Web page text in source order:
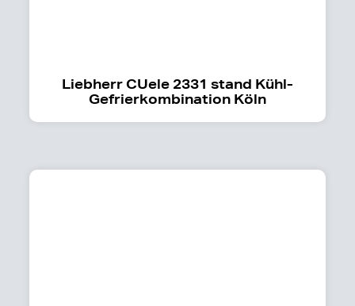
Liebherr CUele 2331 stand Kühl-
Gefrierkombination Köln